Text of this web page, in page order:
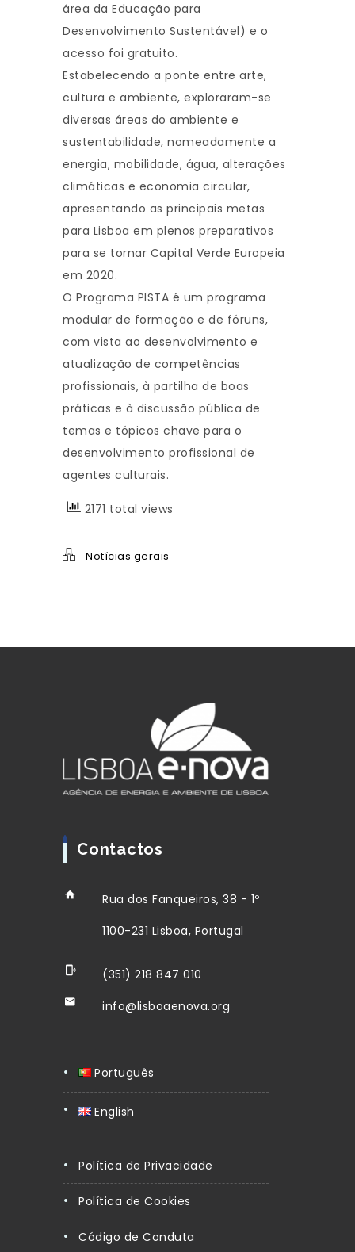
área da Educação para
Desenvolvimento Sustentável) e o
acesso foi gratuito.
Estabelecendo a ponte entre arte,
cultura e ambiente, exploraram-se
diversas áreas do ambiente e
sustentabilidade, nomeadamente a
energia, mobilidade, água, alterações
climáticas e economia circular,
apresentando as principais metas
para Lisboa em plenos preparativos
para se tornar Capital Verde Europeia
em 2020.
O Programa PISTA é um programa
modular de formação e de fóruns,
com vista ao desenvolvimento e
atualização de competências
profissionais, à partilha de boas
práticas e à discussão pública de
temas e tópicos chave para o
desenvolvimento profissional de
agentes culturais.
2171 total views
Notícias gerais
Contactos
Rua dos Fanqueiros, 38 - 1º
1100-231 Lisboa, Portugal
(351) 218 847 010
info@lisboaenova.org
Português
English
Política de Privacidade
Política de Cookies
Código de Conduta